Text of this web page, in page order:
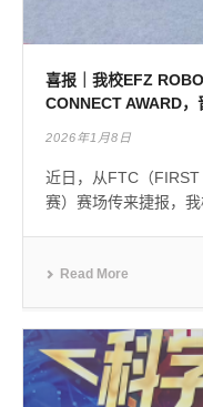
喜报｜我校EFZ
CONNECT AWARD，
2026年1月8日
近日，从FTC（
赛）赛场传来捷报，
Read More